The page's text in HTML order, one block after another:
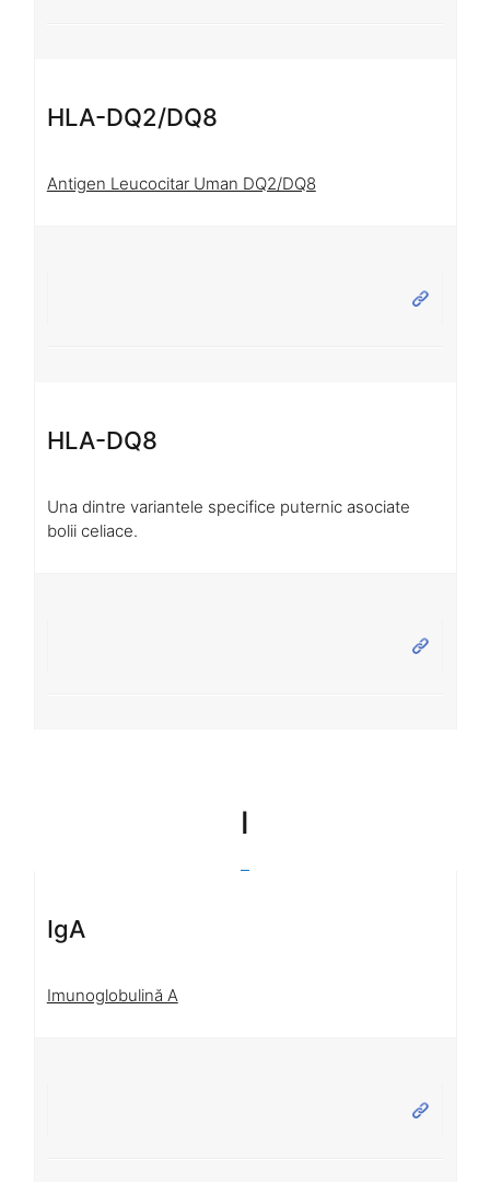
HLA-DQ2/DQ8
Antigen Leucocitar Uman DQ2/DQ8
HLA-DQ8
Una dintre variantele specifice puternic asociate
bolii celiace.
I
IgA
Imunoglobulină A